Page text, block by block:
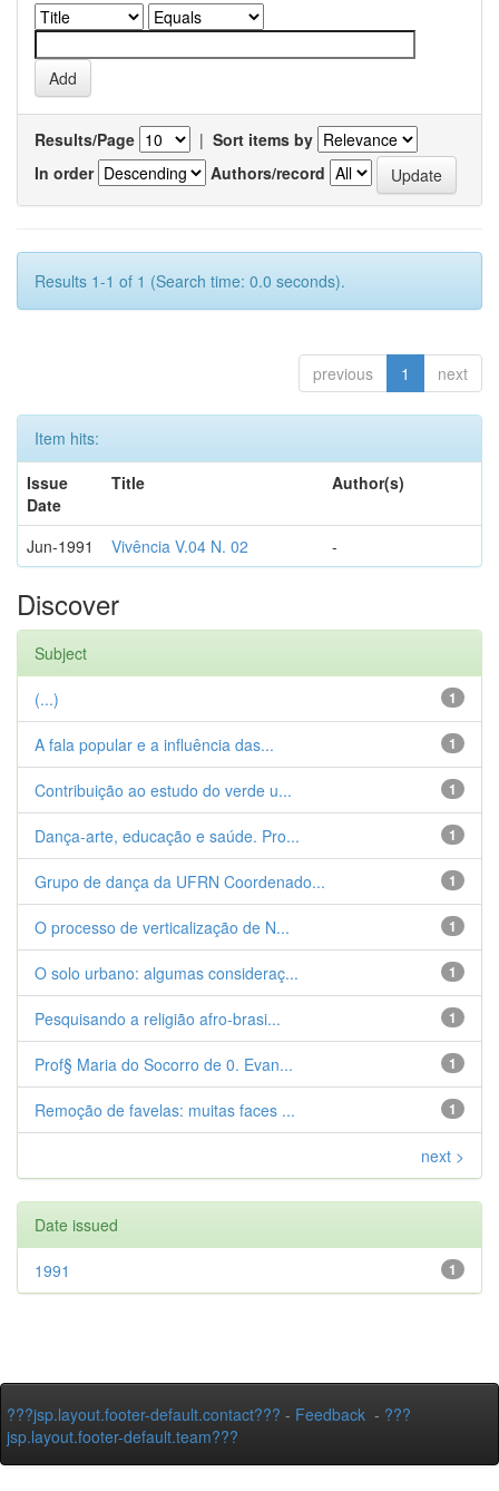
Results/Page | Sort items by
In order
Authors/record
Results 1-1 of 1 (Search time: 0.0 seconds).
previous 1 next
Item hits:
Issue
Date
Title Author(s)
Jun-1991 Vivência V.04 N. 02 -
Discover
Subject
1
(...)
1
A fala popular e a influência das...
1
Contribuição ao estudo do verde u...
1
Dança-arte, educação e saúde. Pro...
1
Grupo de dança da UFRN Coordenado...
1
O processo de verticalização de N...
1
O solo urbano: algumas consideraç...
1
Pesquisando a religião afro-brasi...
1
Prof§ Maria do Socorro de 0. Evan...
1
Remoção de favelas: muitas faces ...
next >
Date issued
1
1991
???jsp.layout.footer-default.contact??? - Feedback - ???
jsp.layout.footer-default.team???